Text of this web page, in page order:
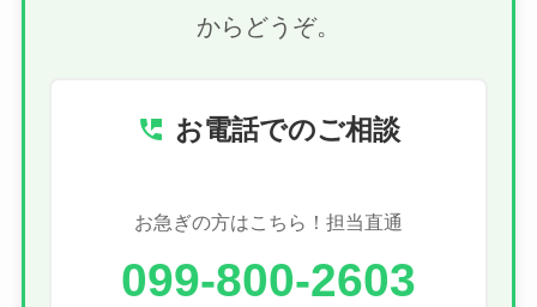
からどうぞ。
お電話でのご相談
お急ぎの方はこちら！担当直通
099-800-2603